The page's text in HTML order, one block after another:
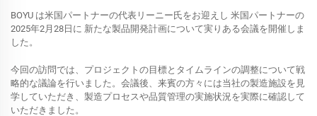
BOYU は米国パートナーの代表リーニー氏をお迎えし 米国パートナーの
2025年2月28日に 新たな製品開発計画について実りある会議を開催しま
した。
今回の訪問では、プロジェクトの目標とタイムラインの調整について戦
略的な議論を行いました。会議後、来賓の方々には当社の製造施設を見
学していただき、製造プロセスや品質管理の実施状況を実際に確認して
いただきました。